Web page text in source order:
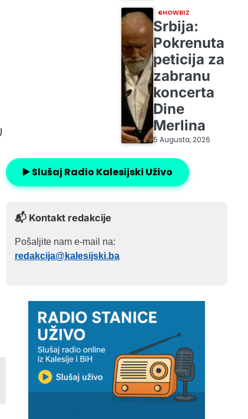
SHOWBIZ
Srbija:
Pokrenuta
peticija za
zabranu
koncerta
Dine
Merlina
5 Augusta, 2026
▶️ Slušaj Radio Kalesijski Uživo
📬 Kontakt redakcije
Pošaljite nam e-mail na:
redakcija@kalesijski.ba